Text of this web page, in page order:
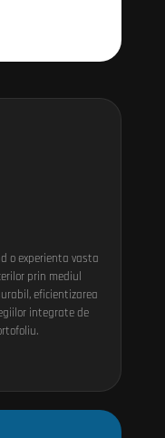
o experienta vasta
prin mediul
eficientizarea
integrate de